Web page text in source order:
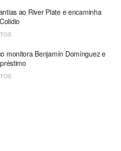
ao River Plate e encaminha
monitora Benjamín Domínguez e